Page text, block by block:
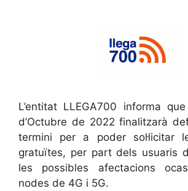
L’entitat LLEGA700 informa
d’Octubre de 2022 finalitzarà
termini per a poder sol·licitar
gratuïtes, per part dels usuaris
les possibles afectacions
nodes de 4G i 5G.